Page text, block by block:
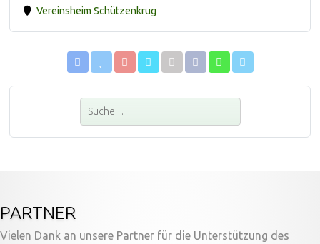
Vereinsheim Schützenkrug
Suchen
PARTNER
Vielen Dank an unsere Partner für die Unterstützung des